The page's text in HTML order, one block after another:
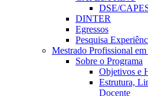
DSE/
DINTER
Egressos
Pesquisa
Mestrado Profissional
Sobre o Programa
Objetivos e
Estrutura,
Docente